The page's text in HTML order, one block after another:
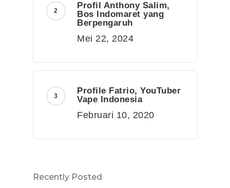
Profil Anthony Salim,
Bos Indomaret yang
Berpengaruh
Mei 22, 2024
Profile Fatrio, YouTuber
Vape Indonesia
Februari 10, 2020
Recently Posted